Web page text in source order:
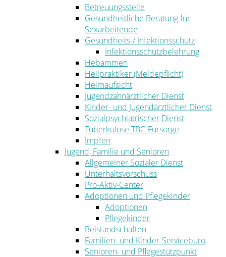
Betreuungsstelle
Gesundheitliche Beratung für
Sexarbeitende
Gesundheits-/ Infektionsschutz
Infektionsschutzbelehrung
Hebammen
Heilpraktiker (Meldepflicht)
Heimaufsicht
Jugendzahnärztlicher Dienst
Kinder- und Jugendärztlicher Dienst
Sozialpsychiatrischer Dienst
Tuberkulose TBC-Fürsorge
Impfen
Jugend, Familie und Senioren
Allgemeiner Sozialer Dienst
Unterhaltsvorschuss
Pro-Aktiv-Center
Adoptionen und Pflegekinder
Adoptionen
Pflegekinder
Beistandschaften
Familien- und Kinder-Servicebüro
Senioren- und Pflegestützpunkt